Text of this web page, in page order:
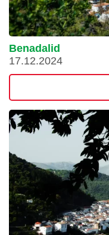
Benadalid
17.12.2024